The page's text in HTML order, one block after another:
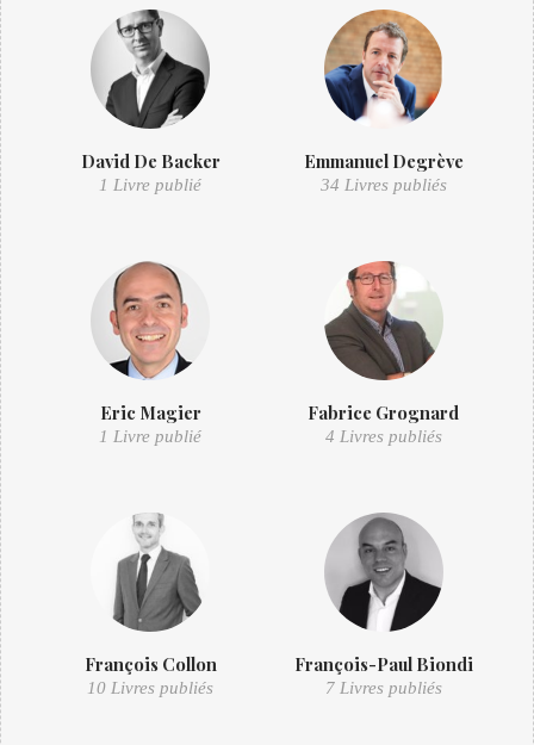
David De Backer
1 Livre publié
Emmanuel Degrève
34 Livres publiés
Eric Magier
1 Livre publié
Fabrice Grognard
4 Livres publiés
François Collon
10 Livres publiés
François-Paul Biondi
7 Livres publiés